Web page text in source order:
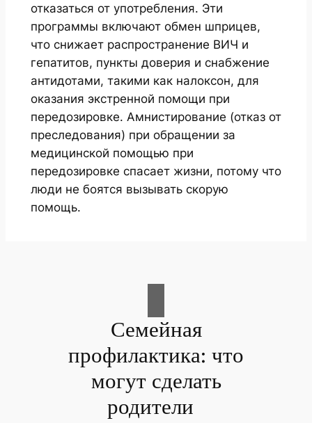
отказаться от употребления. Эти
программы включают обмен шприцев,
что снижает распространение ВИЧ и
гепатитов, пункты доверия и снабжение
антидотами, такими как налоксон, для
оказания экстренной помощи при
передозировке. Амнистирование (отказ от
преследования) при обращении за
медицинской помощью при
передозировке спасает жизни, потому что
люди не боятся вызывать скорую
помощь.
Семейная
профилактика: что
могут сделать
родители